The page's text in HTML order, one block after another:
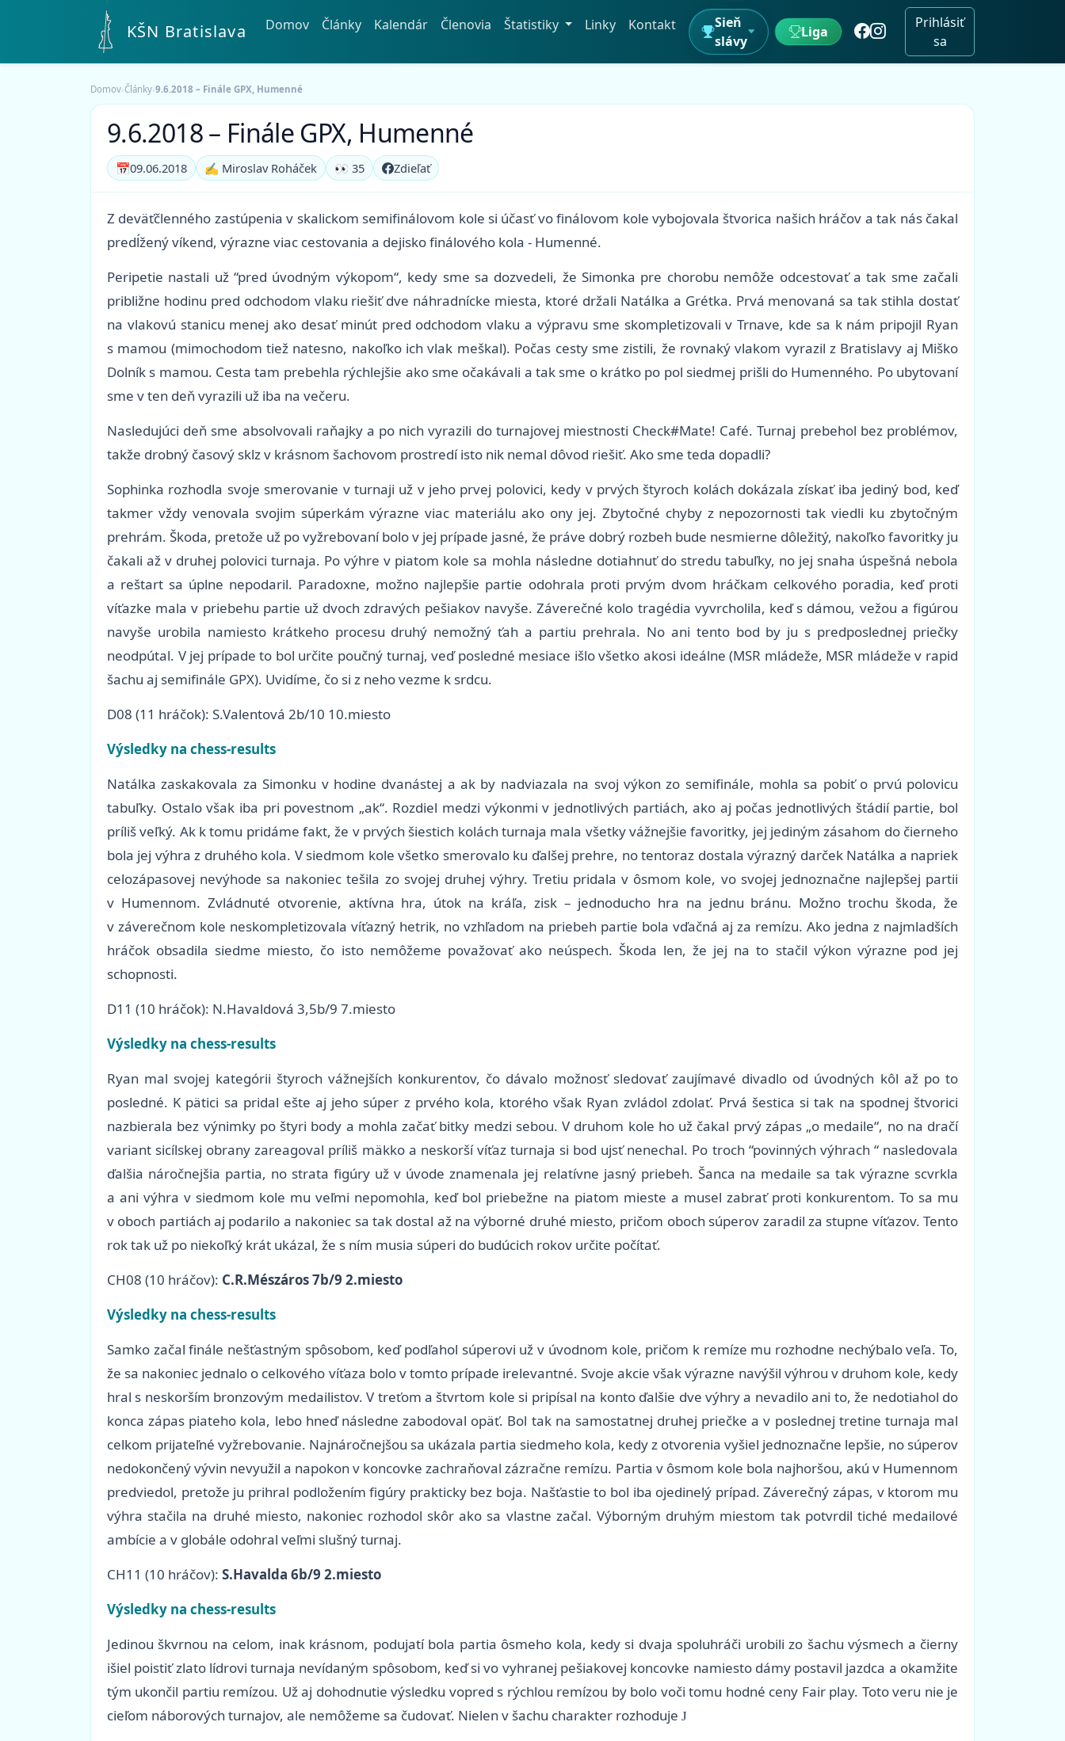
KŠN Bratislava Domov Články Kalendár Členovia Štatistiky Linky Kontakt
Sieň
slávy
Liga
Prihlásiť
sa
Domov›Články›9.6.2018 – Finále GPX, Humenné
9.6.2018 – Finále GPX, Humenné
📅09.06.2018 ✍️ Miroslav Roháček 👀 35 Zdieľať
Z deväťčlenného zastúpenia v skalickom semifinálovom kole si účasť vo finálovom kole vybojovala štvorica našich hráčov a tak nás čakal
predĺžený víkend, výrazne viac cestovania a dejisko finálového kola - Humenné.
Peripetie nastali už “pred úvodným výkopom“, kedy sme sa dozvedeli, že Simonka pre chorobu nemôže odcestovať a tak sme začali
približne hodinu pred odchodom vlaku riešiť dve náhradnícke miesta, ktoré držali Natálka a Grétka. Prvá menovaná sa tak stihla dostať
na vlakovú stanicu menej ako desať minút pred odchodom vlaku a výpravu sme skompletizovali v Trnave, kde sa k nám pripojil Ryan
s mamou (mimochodom tiež natesno, nakoľko ich vlak meškal). Počas cesty sme zistili, že rovnaký vlakom vyrazil z Bratislavy aj Miško
Dolník s mamou. Cesta tam prebehla rýchlejšie ako sme očakávali a tak sme o krátko po pol siedmej prišli do Humenného. Po ubytovaní
sme v ten deň vyrazili už iba na večeru.
Nasledujúci deň sme absolvovali raňajky a po nich vyrazili do turnajovej miestnosti Check#Mate! Café. Turnaj prebehol bez problémov,
takže drobný časový sklz v krásnom šachovom prostredí isto nik nemal dôvod riešiť. Ako sme teda dopadli?
Sophinka rozhodla svoje smerovanie v turnaji už v jeho prvej polovici, kedy v prvých štyroch kolách dokázala získať iba jediný bod, keď
takmer vždy venovala svojim súperkám výrazne viac materiálu ako ony jej. Zbytočné chyby z nepozornosti tak viedli ku zbytočným
prehrám. Škoda, pretože už po vyžrebovaní bolo v jej prípade jasné, že práve dobrý rozbeh bude nesmierne dôležitý, nakoľko favoritky ju
čakali až v druhej polovici turnaja. Po výhre v piatom kole sa mohla následne dotiahnuť do stredu tabuľky, no jej snaha úspešná nebola
a reštart sa úplne nepodaril. Paradoxne, možno najlepšie partie odohrala proti prvým dvom hráčkam celkového poradia, keď proti
víťazke mala v priebehu partie už dvoch zdravých pešiakov navyše. Záverečné kolo tragédia vyvrcholila, keď s dámou, vežou a figúrou
navyše urobila namiesto krátkeho procesu druhý nemožný ťah a partiu prehrala. No ani tento bod by ju s predposlednej priečky
neodpútal. V jej prípade to bol určite poučný turnaj, veď posledné mesiace išlo všetko akosi ideálne (MSR mládeže, MSR mládeže v rapid
šachu aj semifinále GPX). Uvidíme, čo si z neho vezme k srdcu.
D08 (11 hráčok): S.Valentová 2b/10 10.miesto
Výsledky na chess-results
Natálka zaskakovala za Simonku v hodine dvanástej a ak by nadviazala na svoj výkon zo semifinále, mohla sa pobiť o prvú polovicu
tabuľky. Ostalo však iba pri povestnom „ak“. Rozdiel medzi výkonmi v jednotlivých partiách, ako aj počas jednotlivých štádií partie, bol
príliš veľký. Ak k tomu pridáme fakt, že v prvých šiestich kolách turnaja mala všetky vážnejšie favoritky, jej jediným zásahom do čierneho
bola jej výhra z druhého kola. V siedmom kole všetko smerovalo ku ďalšej prehre, no tentoraz dostala výrazný darček Natálka a napriek
celozápasovej nevýhode sa nakoniec tešila zo svojej druhej výhry. Tretiu pridala v ôsmom kole, vo svojej jednoznačne najlepšej partii
v Humennom. Zvládnuté otvorenie, aktívna hra, útok na kráľa, zisk – jednoducho hra na jednu bránu. Možno trochu škoda, že
v záverečnom kole neskompletizovala víťazný hetrik, no vzhľadom na priebeh partie bola vďačná aj za remízu. Ako jedna z najmladších
hráčok obsadila siedme miesto, čo isto nemôžeme považovať ako neúspech. Škoda len, že jej na to stačil výkon výrazne pod jej
schopnosti.
D11 (10 hráčok): N.Havaldová 3,5b/9 7.miesto
Výsledky na chess-results
Ryan mal svojej kategórii štyroch vážnejších konkurentov, čo dávalo možnosť sledovať zaujímavé divadlo od úvodných kôl až po to
posledné. K pätici sa pridal ešte aj jeho súper z prvého kola, ktorého však Ryan zvládol zdolať. Prvá šestica si tak na spodnej štvorici
nazbierala bez výnimky po štyri body a mohla začať bitky medzi sebou. V druhom kole ho už čakal prvý zápas „o medaile“, no na dračí
variant sicílskej obrany zareagoval príliš mäkko a neskorší víťaz turnaja si bod ujsť nenechal. Po troch “povinných výhrach “ nasledovala
ďalšia náročnejšia partia, no strata figúry už v úvode znamenala jej relatívne jasný priebeh. Šanca na medaile sa tak výrazne scvrkla
a ani výhra v siedmom kole mu veľmi nepomohla, keď bol priebežne na piatom mieste a musel zabrať proti konkurentom. To sa mu
v oboch partiách aj podarilo a nakoniec sa tak dostal až na výborné druhé miesto, pričom oboch súperov zaradil za stupne víťazov. Tento
rok tak už po niekoľký krát ukázal, že s ním musia súperi do budúcich rokov určite počítať.
CH08 (10 hráčov): C.R.Mészáros 7b/9 2.miesto
Výsledky na chess-results
Samko začal finále nešťastným spôsobom, keď podľahol súperovi už v úvodnom kole, pričom k remíze mu rozhodne nechýbalo veľa. To,
že sa nakoniec jednalo o celkového víťaza bolo v tomto prípade irelevantné. Svoje akcie však výrazne navýšil výhrou v druhom kole, kedy
hral s neskorším bronzovým medailistov. V treťom a štvrtom kole si pripísal na konto ďalšie dve výhry a nevadilo ani to, že nedotiahol do
konca zápas piateho kola, lebo hneď následne zabodoval opäť. Bol tak na samostatnej druhej priečke a v poslednej tretine turnaja mal
celkom prijateľné vyžrebovanie. Najnáročnejšou sa ukázala partia siedmeho kola, kedy z otvorenia vyšiel jednoznačne lepšie, no súperov
nedokončený vývin nevyužil a napokon v koncovke zachraňoval zázračne remízu. Partia v ôsmom kole bola najhoršou, akú v Humennom
predviedol, pretože ju prihral podložením figúry prakticky bez boja. Našťastie to bol iba ojedinelý prípad. Záverečný zápas, v ktorom mu
výhra stačila na druhé miesto, nakoniec rozhodol skôr ako sa vlastne začal. Výborným druhým miestom tak potvrdil tiché medailové
ambície a v globále odohral veľmi slušný turnaj.
CH11 (10 hráčov): S.Havalda 6b/9 2.miesto
Výsledky na chess-results
Jedinou škvrnou na celom, inak krásnom, podujatí bola partia ôsmeho kola, kedy si dvaja spoluhráči urobili zo šachu výsmech a čierny
išiel poistiť zlato lídrovi turnaja nevídaným spôsobom, keď si vo vyhranej pešiakovej koncovke namiesto dámy postavil jazdca a okamžite
tým ukončil partiu remízou. Už aj dohodnutie výsledku vopred s rýchlou remízou by bolo voči tomu hodné ceny Fair play. Toto veru nie je
cieľom náborových turnajov, ale nemôžeme sa čudovať. Nielen v šachu charakter rozhoduje J